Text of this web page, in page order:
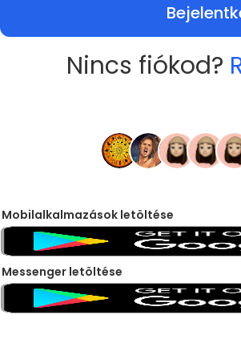
Nincs fiókod?
Mobilalkalmazások letöltése
Messenger letöltése